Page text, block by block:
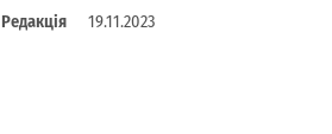
Редакція 19.11.2023